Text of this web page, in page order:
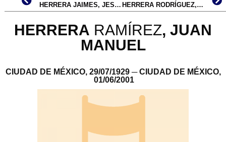
HERRERA JAIMES, JESÚS HERRERA RODRÍGUEZ, ENRIQUE
HERRERA RAMÍREZ, JUAN
MANUEL
CIUDAD DE MÉXICO, 29/07/1929 ─ CIUDAD DE MÉXICO,
01/06/2001